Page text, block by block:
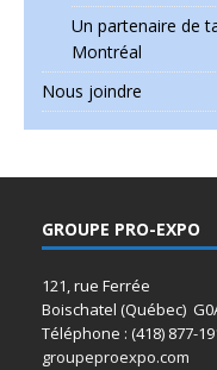
Un partenaire de
Montréal
Nous joindre
GROUPE PRO-EXPO
121, rue Ferrée
Boischatel (Québec)
Téléphone : (418) 877-
groupeproexpo.com